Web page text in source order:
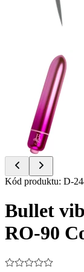
Item
of
Kód produktu: D-
Bullet
RO-90